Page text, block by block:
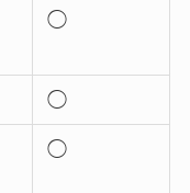
◯
◯
◯